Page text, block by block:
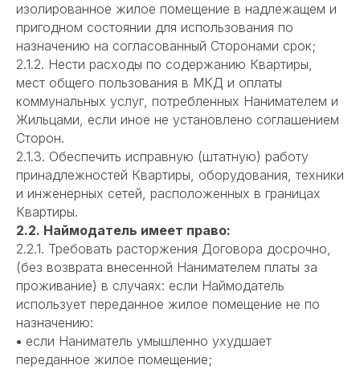
изолированное жилое помещение в надлежащем и
пригодном состоянии для использования по
назначению на согласованный Сторонами срок;
2.1.2. Нести расходы по содержанию Квартиры,
мест общего пользования в МКД и оплаты
коммунальных услуг, потребленных Нанимателем и
Жильцами, если иное не установлено соглашением
Сторон.
2.1.3. Обеспечить исправную (штатную) работу
принадлежностей Квартиры, оборудования, техники
и инженерных сетей, расположенных в границах
Квартиры.
2.2. Наймодатель имеет право:
2.2.1. Требовать расторжения Договора досрочно,
(без возврата внесенной Нанимателем платы за
проживание) в случаях: если Наймодатель
использует переданное жилое помещение не по
назначению:
• если Наниматель умышленно ухудшает
переданное жилое помещение;